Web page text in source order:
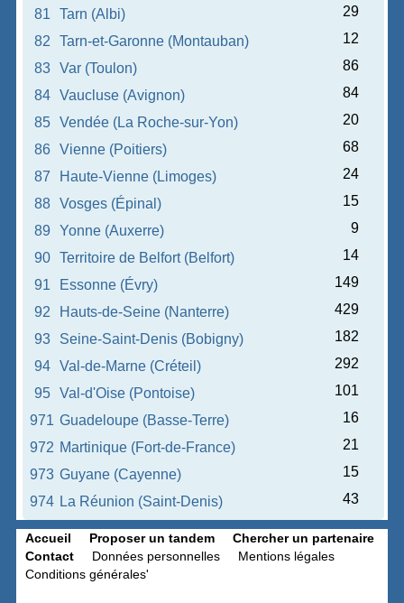
81
Tarn (Albi)
29
82
Tarn-et-Garonne (Montauban)
12
83
Var (Toulon)
86
84
Vaucluse (Avignon)
84
85
Vendée (La Roche-sur-Yon)
20
86
Vienne (Poitiers)
68
87
Haute-Vienne (Limoges)
24
88
Vosges (Épinal)
15
89
Yonne (Auxerre)
9
90
Territoire de Belfort (Belfort)
14
91
Essonne (Évry)
149
92
Hauts-de-Seine (Nanterre)
429
93
Seine-Saint-Denis (Bobigny)
182
94
Val-de-Marne (Créteil)
292
95
Val-d'Oise (Pontoise)
101
971 Guadeloupe (Basse-Terre)
16
972 Martinique (Fort-de-France)
21
973 Guyane (Cayenne)
15
974 La Réunion (Saint-Denis) 43
Accueil Proposer un tandem
Chercher un partenaire
Contact
Données personnelles
Mentions légales
Conditions générales'